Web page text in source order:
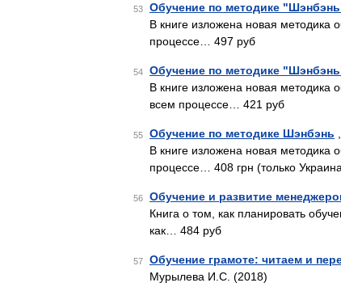
53 Обучение по методике
В книге изложена новая методика
процессе… 497 руб
54 Обучение по методике
В книге изложена новая методика
всем процессе… 421 руб
55 Обучение по методике Шэнбэнь
В книге изложена новая методика
процессе… 408 грн (только
56 Обучение и развитие
Книга о том, как планировать
как… 484 руб
57 Обучение грамоте: читаем и
Мурылева И.С. (2018)